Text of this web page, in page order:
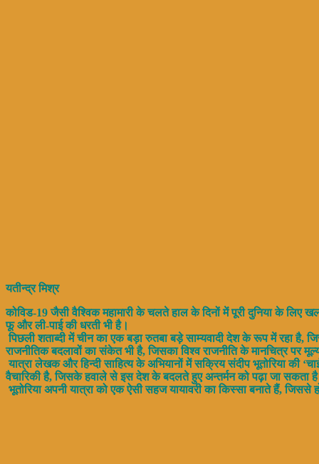
यतीन्द्र मिश्र
कोविड-19 जैसी वैश्विक महामारी के चलते हाल के दिनों में पूरी दुनिया के लिए
फू और ली-पाई की धरती भी है।
पिछली शताब्दी में चीन का एक बड़ा रुतबा बड़े साम्यवादी देश के रूप में रहा
राजनीतिक बदलावों का संकेत भी है, जिसका विश्व राजनीति के मानचित्र पर
यात्रा लेखक और हिन्दी साहित्य के अभियानों में सक्रिय संदीप भूतोरिया की
वैचारिकी है, जिसके हवाले से इस देश के बदलते हुए अन्तर्मन को पढ़ा जा सकता
भूतोरिया अपनी यात्रा को एक ऐसी सहज यायावरी का किस्सा बनाते हैं,